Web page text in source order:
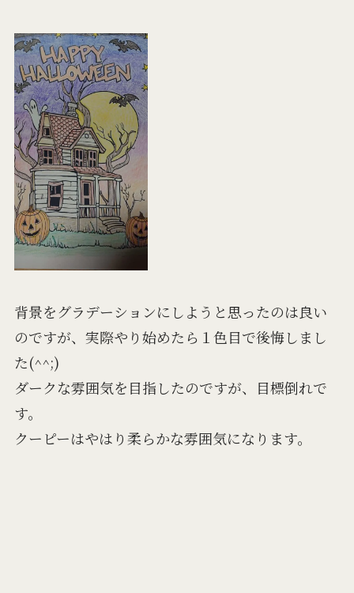
背景をグラデーションにしようと思ったのは良い
のですが、実際やり始めたら１色目で後悔しまし
た(^^;)
ダークな雰囲気を目指したのですが、目標倒れで
す。
クーピーはやはり柔らかな雰囲気になります。